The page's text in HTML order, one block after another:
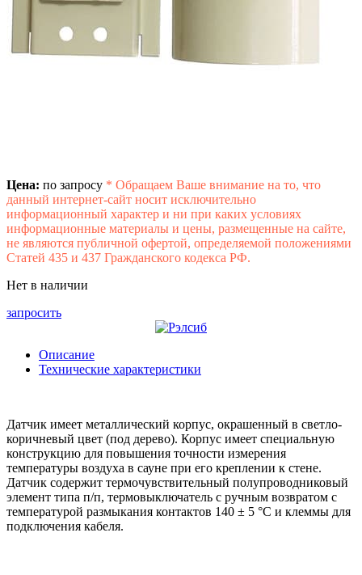
Цена: по запросу * Обращаем Ваше внимание на то, что
данный интернет-сайт носит исключительно
информационный характер и ни при каких условиях
информационные материалы и цены, размещенные на сайте,
не являются публичной офертой, определяемой положениями
Статей 435 и 437 Гражданского кодекса РФ.
Нет в наличии
запросить
Описание
Технические характеристики
Датчик имеет металлический корпус, окрашенный в светло-
коричневый цвет (под дерево). Корпус имеет специальную
конструкцию для повышения точности измерения
температуры воздуха в сауне при его креплении к стене.
Датчик содержит термочувствительный полупроводниковый
элемент типа п/п, термовыключатель с ручным возвратом с
температурой размыкания контактов 140 ± 5 °С и клеммы для
подключения кабеля.